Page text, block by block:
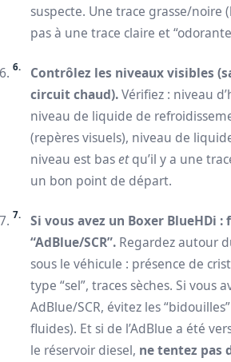
suspecte. Une trace grasse/noire
pas à une trace claire et
Contrôlez les niveaux visibles
circuit chaud).Vérifiez : niveau
niveau de liquide de
(repères visuels), niveau de
niveau est basetqu’il y a une
un bon point de départ.
Si vous avez un Boxer BlueHDi
“AdBlue/SCR”. Regardez autour
sous le véhicule : présence de
type “sel”, traces sèches. Si vous
AdBlue/SCR, évitez les
fluides). Et si de l’AdBlue a été
le réservoir diesel, ne tentez pas